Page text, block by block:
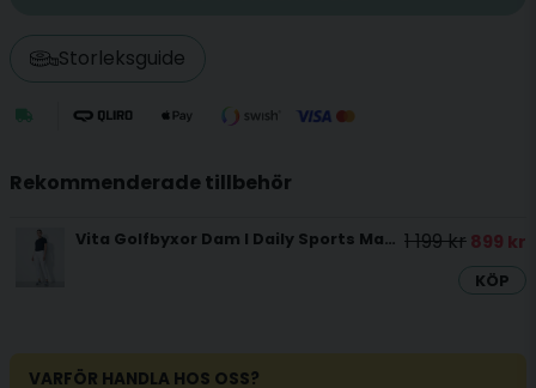
Storleksguide
Rekommenderade tillbehör
Vita Golfbyxor Dam I Daily Sports Magic High Water 1 199 kr 899 kr
KÖP
VARFÖR HANDLA HOS OSS?